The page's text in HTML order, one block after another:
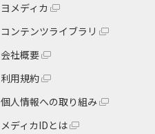
ヨメディカ
コンテンツライブラリ
会社概要
利用規約
個人情報への取り組み
メディカIDとは